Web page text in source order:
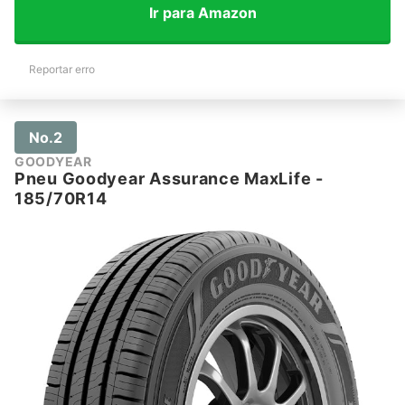
Ir para Amazon
Reportar erro
No.2
GOODYEAR
Pneu Goodyear Assurance MaxLife -
185/70R14